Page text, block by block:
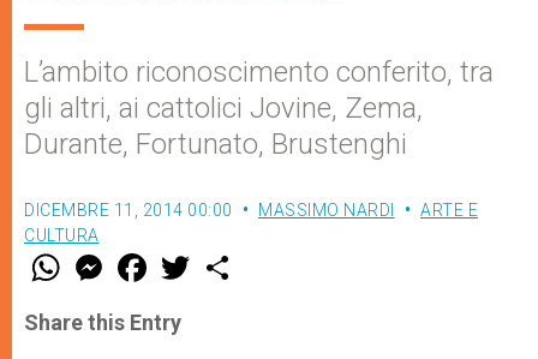
L’ambito riconoscimento conferito, tra
gli altri, ai cattolici Jovine, Zema,
Durante, Fortunato, Brustenghi
DICEMBRE 11, 2014 00:00 MASSIMO NARDI
ARTE E
CULTURA
W
t
s
M
e
s
e
F
a
e
b
w
Share this Entry